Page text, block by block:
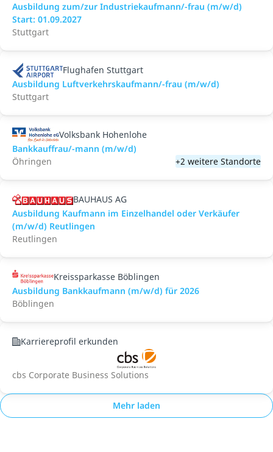
Ausbildung zum/zur Industriekaufmann/-frau (m/w/d)
Start: 01.09.2027
Stuttgart
Flughafen Stuttgart
Ausbildung Luftverkehrskaufmann/-frau (m/w/d)
Stuttgart
Volksbank Hohenlohe
Bankkauffrau/-mann (m/w/d)
Öhringen
+2 weitere Standorte
BAUHAUS AG
Ausbildung Kaufmann im Einzelhandel oder Verkäufer
(m/w/d) Reutlingen
Reutlingen
Kreissparkasse Böblingen
Ausbildung Bankkaufmann (m/w/d) für 2026
Böblingen
Karriereprofil erkunden
cbs Corporate Business Solutions
Mehr laden